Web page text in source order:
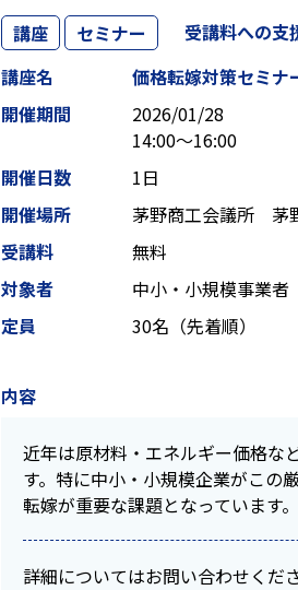
講座 セミナー
受講料への支
講座名
価格転嫁対策セミナ
開催期間
2026/01/28
14:00～16:00
開催日数
1日
開催場所
茅野商工会議所 茅
受講料
無料
対象者
中小・小規模事業者
定員
30名（先着順）
内容
近年は原材料・エネルギー価格な
す。特に中小・小規模企業がこの
転嫁が重要な課題となっています
詳細についてはお問い合わせくださ